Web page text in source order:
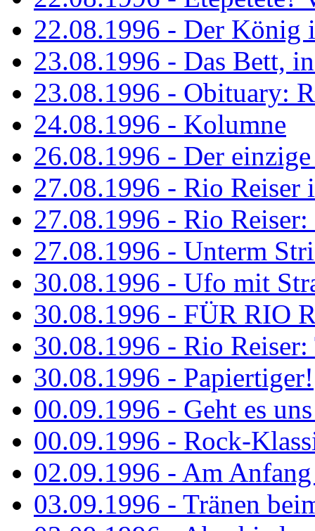
22.08.1996 - Der König
23.08.1996 - Das Bett,
23.08.1996 - Obituary:
24.08.1996 - Kolumne
26.08.1996 - Der
27.08.1996 - Rio Reiser
27.08.1996 - Rio
27.08.1996 - Unterm
30.08.1996 - Ufo mit
30.08.1996 - FÜR RIO
30.08.1996 - Rio
30.08.1996 - Papiertiger!
00.09.1996 - Geht es
00.09.1996 - Rock-
02.09.1996 - Am
03.09.1996 - Tränen